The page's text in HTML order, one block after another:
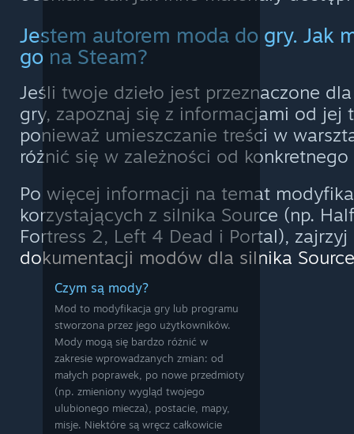
Jestem autorem moda do gry. Jak
go na Steam?
Jeśli twoje dzieło jest przeznaczone
gry, zapoznaj się z informacjami od jej
ponieważ umieszczanie treści w
różnić się w zależności od konkretnego
Po więcej informacji na temat
korzystających z silnika Source (np.
Fortress 2, Left 4 Dead i Portal), zajrzyj
dokumentacji modów dla silnika Source
Czym są mody?
Mod to modyfikacja gry lub programu
stworzona przez jego użytkowników.
Mody mogą się bardzo różnić w
zakresie wprowadzanych zmian: od
małych poprawek, po nowe przedmioty
(np. zmieniony wygląd twojego
ulubionego miecza), postacie, mapy,
misje. Niektóre są wręcz całkowicie